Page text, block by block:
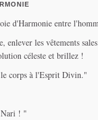
d'Harmonie entre
enlever les vêtements
céleste et brillez !
corps à l'Esprit Divin."
! "